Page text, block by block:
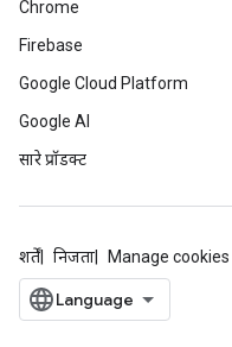
Chrome
Firebase
Google Cloud Platform
Google AI
सारे प्रॉडक्ट
शर्तें निजता Manage cookies